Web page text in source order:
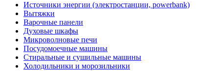
Источники энергии (электростанции, powerbank)
Вытяжки
Варочные панели
Духовые шкафы
Микроволновые печи
Посудомоечные машины
Стиральные и сушильные машины
Холодильники и морозильники